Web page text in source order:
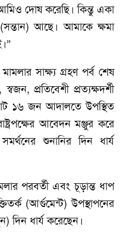
দোষ করেছি। কিন্তু একা
আছে। আমাকে ক্ষমা
সাক্ষ্য গ্রহণ পর্ব শেষ
প্রতিবেশী প্রত্যক্ষদর্শী
১৬ জন আদালতে উপস্থিত
আবেদন মঞ্জুর করে
শুনানির দিন ধার্য
পরবর্তী এবং চূড়ান্ত ধাপ
(আর্গুমেন্ট) উপস্থাপনের
ধার্য করেছেন।